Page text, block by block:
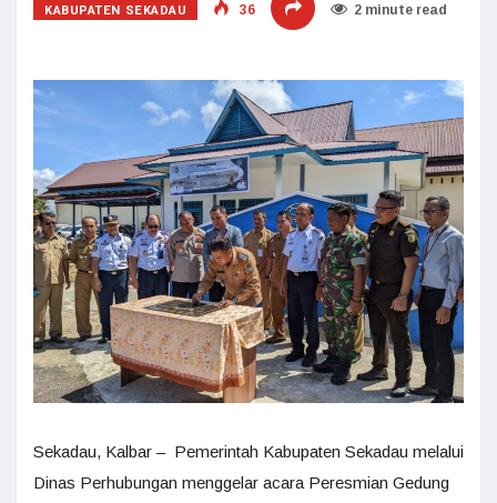
KABUPATEN SEKADAU 36 2 minute read
Sekadau, Kalbar – Pemerintah Kabupaten Sekadau melalui
Dinas Perhubungan menggelar acara Peresmian Gedung